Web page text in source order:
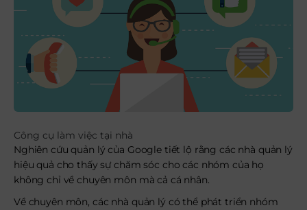
Công cụ làm việc tại nhà
Nghiên cứu quản lý của Google tiết lộ rằng các nhà quản lý
hiệu quả cho thấy sự chăm sóc cho các nhóm của họ
không chỉ về chuyên môn mà cả cá nhân.
Về chuyên môn, các nhà quản lý có thể phát triển nhóm